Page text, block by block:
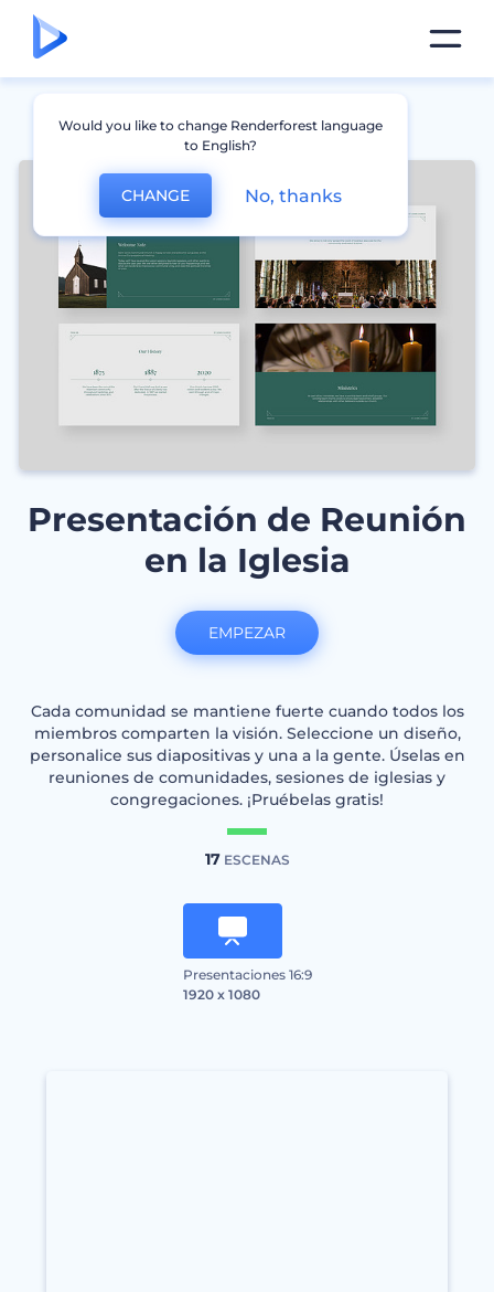
Presentación de Reunión
en la Iglesia
Cada comunidad se mantiene fuerte cuando todos los
miembros comparten la visión. Seleccione un diseño,
personalice sus diapositivas y una a la gente. Úselas en
reuniones de comunidades, sesiones de iglesias y
congregaciones. ¡Pruébelas gratis!
17ESCENAS
Presentaciones 16:9
1920 x 1080
EMPEZAR
Would you like to change Renderforest language
to English?
CHANGE No, thanks